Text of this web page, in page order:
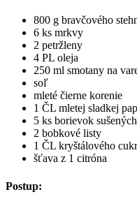
800 g bravčového
6 ks mrkvy
2 petržleny
4 PL oleja
250 ml smotany na
soľ
mleté čierne korenie
1 ČL mletej sladkej
5 ks borievok
2 bobkové listy
1 ČL kryštálového
šťava z 1 citróna
Postup: